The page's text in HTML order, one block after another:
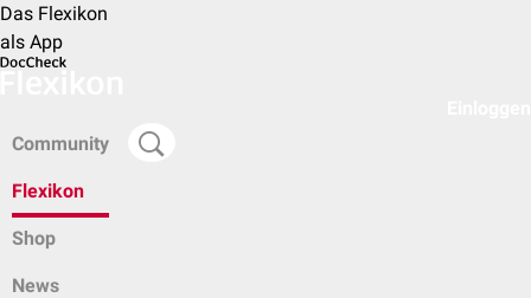
Das Flexikon
als App
Community
Flexikon
Shop
News